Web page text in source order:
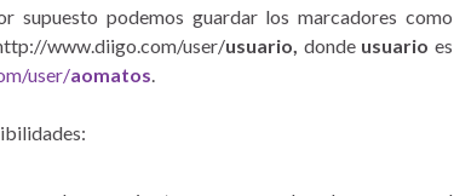
supuesto podemos guardar los marcadores como
www.diigo.com/user/usuario, dondeusuario es
user/aomatos.